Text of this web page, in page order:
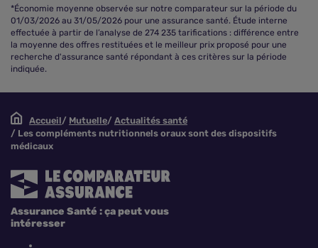
*Économie moyenne observée sur notre comparateur sur la période du
01/03/2026 au 31/05/2026 pour une assurance santé. Étude interne
effectuée à partir de l’analyse de 274 235 tarifications : différence entre
la moyenne des offres restituées et le meilleur prix proposé pour une
recherche d'assurance santé répondant à ces critères sur la période
indiquée.
Accueil Mutuelle
Actualités santé
Les compléments nutritionnels oraux sont des dispositifs
médicaux
Assurance Santé : ça peut vous
intéresser